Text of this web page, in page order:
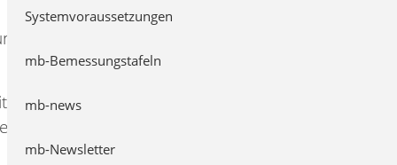
Systemvoraussetzungen
mb-Bemessungstafeln
mb-news
mb-Newsletter